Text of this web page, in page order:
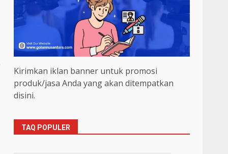
Kirimkan iklan banner untuk promosi
produk/jasa Anda yang akan ditempatkan
disini.
TAQ POPULER